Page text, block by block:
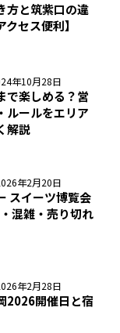
方と筑紫口の違
セス便利】
年10月28日
で楽しめる？営
ルールをエリア
解説
年2月20日
スイーツ博覧会
混雑・売り切れ
年2月28日
2026開催日と宿